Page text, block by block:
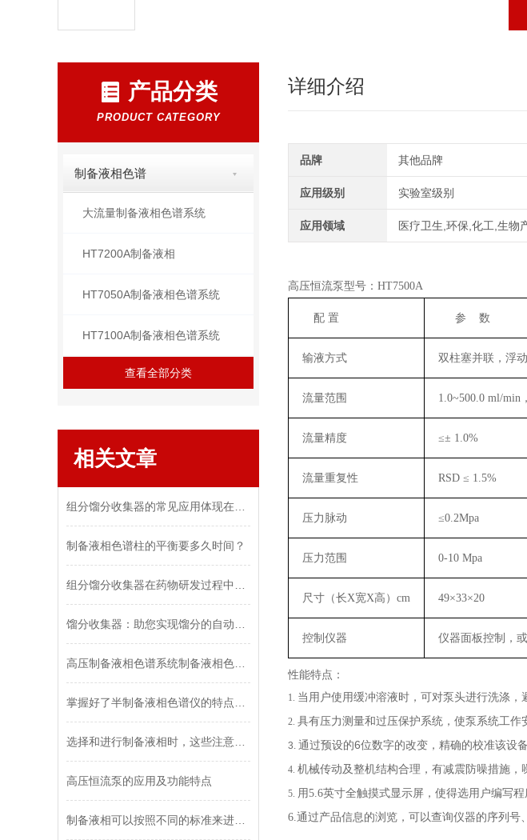
产品分类
PRODUCT CATEGORY
制备液相色谱
大流量制备液相色谱系统
HT7200A制备液相
HT7050A制备液相色谱系统
HT7100A制备液相色谱系统
查看全部分类
相关文章
制备液相色谱柱的平衡要多久时间？
高压恒流泵的应用及功能特点
详细介绍
品牌 其他品牌
应用级别 实验室级别
应用领域 医疗卫生,环保,化工,生物
高压恒流泵型号： HT7500A
配 置 参 数
输液方式 双柱塞并联，浮
流量范围 1.0~500.0 ml/min ，
流量精度 ≤± 1.0%
流量重复性 RSD ≤ 1.5%
压力脉动 ≤0.2Mpa
压力范围 0-10 Mpa
尺寸（长X宽X高） cm 49×33×20
控制仪器 仪器面板控制，
性能特点：
1. 当用户使用缓冲溶液时，可对泵头进行洗涤，
2. 具有压力测量和过压保护系统，使泵系统工作
3. 通过预设的6位数字的改变，精确的校准该设
4. 机械传动及整机结构合理，有减震防噪措施，
5. 用5.6英寸全触摸式显示屏，使得选用户编写程
6.通过产品信息的浏览，可以查询仪器的序列号